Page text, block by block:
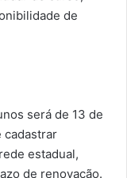
de
será de 13 de
cadastrar
estadual,
de renovação.